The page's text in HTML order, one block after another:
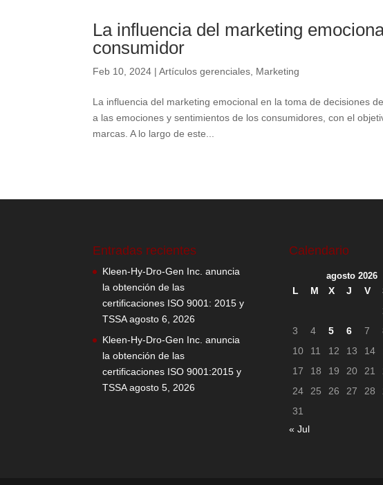
La influencia del marketing
consumidor
Feb 10, 2024 |Artículos gerenciales Marketing
La influencia del marketing emocional en la toma de decisiones
a las emociones y sentimientos de los consumidores, con el
marcas. A lo largo de este...
Entradas recientes
Kleen-Hy-Dro-Gen Inc. anuncia
la obtención de las
certificaciones ISO 9001: 2015 y
TSSA agosto 6, 2026
Kleen-Hy-Dro-Gen Inc. anuncia
la obtención de las
certificaciones ISO 9001:2015 y
TSSA agosto 5, 2026
Calendario
agosto 2026
L M X J V
3
4 5 6 7
10
11 12 13 14
17
18 19 20 21
24
25 26 27 28
31
« Jul